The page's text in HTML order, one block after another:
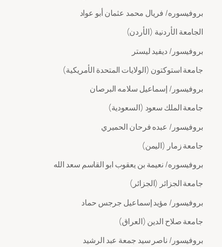
بروفيسوره/ فريال محمد عثمان أبو عواد
الجامعة الأردنية (الأردن)
بروفيسور/ ديفيد ليستر
جامعة استوكتون (الولايات المتحدة الأمريكية)
بروفيسور/ إسماعيل سلامه البرصان
جامعة الملك سعود (السعودية)
بروفيسور/ عبده فرحان الحميري
جامعة زمار (اليمن)
بروفيسوره/ نعيمة بن يعقوب ابو القاسم سعد الله
جامعة الجزائر (الجزائر)
بروفيسور/ مؤيد إسماعيل جرجس حماد
جامعة صلاح الدين (العراق)
بروفيسور/ ناصر سيد جمعة عبد الرشيد